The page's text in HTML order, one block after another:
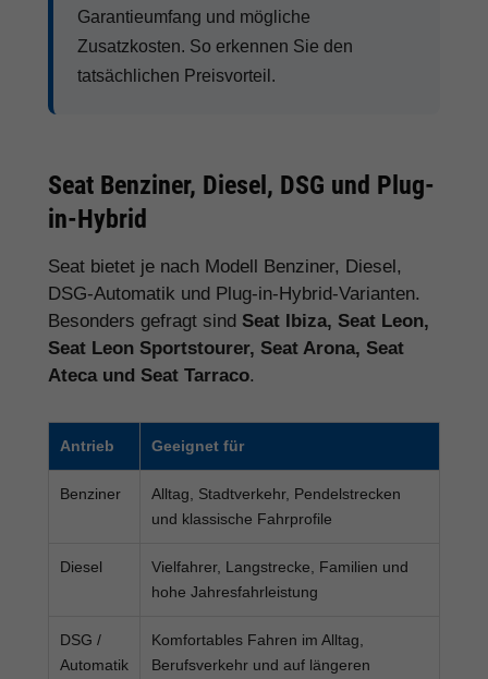
Garantieumfang und mögliche
Zusatzkosten. So erkennen Sie den
tatsächlichen Preisvorteil.
Seat Benziner, Diesel, DSG und Plug-
in-Hybrid
Seat bietet je nach Modell Benziner, Diesel,
DSG-Automatik und Plug-in-Hybrid-Varianten.
Besonders gefragt sind Seat Ibiza, Seat Leon,
Seat Leon Sportstourer, Seat Arona, Seat
Ateca und Seat Tarraco.
Antrieb Geeignet für
Benziner
Alltag, Stadtverkehr, Pendelstrecken
und klassische Fahrprofile
Diesel
Vielfahrer, Langstrecke, Familien und
hohe Jahresfahrleistung
DSG /
Automatik
Komfortables Fahren im Alltag,
Berufsverkehr und auf längeren